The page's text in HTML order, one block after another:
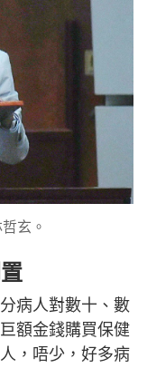
玄。
病人對數十、數
額金錢購買保健
，唔少，好多病